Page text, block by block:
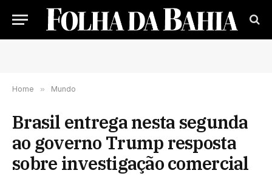
Home » Mundo
Brasil entrega nesta segunda
ao governo Trump resposta
sobre investigação comercial